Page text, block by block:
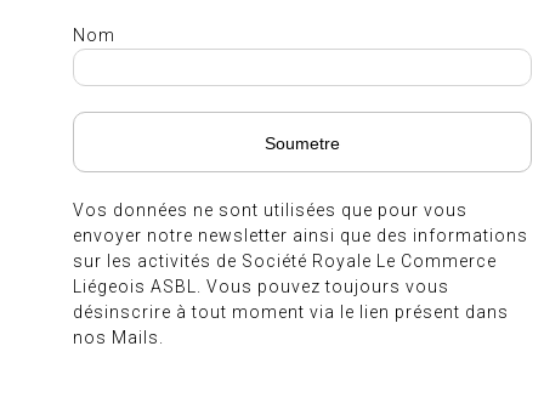
Nom
Vos données ne sont utilisées que pour vous
envoyer notre newsletter ainsi que des informations
sur les activités de Société Royale Le Commerce
Liégeois ASBL. Vous pouvez toujours vous
désinscrire à tout moment via le lien présent dans
nos Mails.